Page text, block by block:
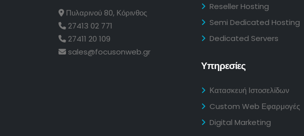
Πυλαρινού 80, Κόρινθος
27413 02 771
27411 20 109
sales@focusonweb.gr
Reseller Hosting
Semi Dedicated Hosting
Dedicated Servers
Υπηρεσίες
Κατασκευή Ιστοσελίδων
Custom Web Εφαρμογές
Digital Marketing